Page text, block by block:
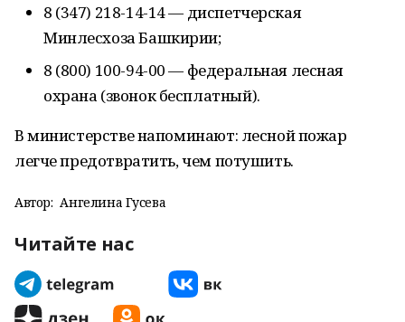
8 (347) 218-14-14 — диспетчерская
Минлесхоза Башкирии;
8 (800) 100-94-00 — федеральная лесная
охрана (звонок бесплатный).
В министерстве напоминают: лесной пожар
легче предотвратить, чем потушить.
Автор: Ангелина Гусева
Читайте нас